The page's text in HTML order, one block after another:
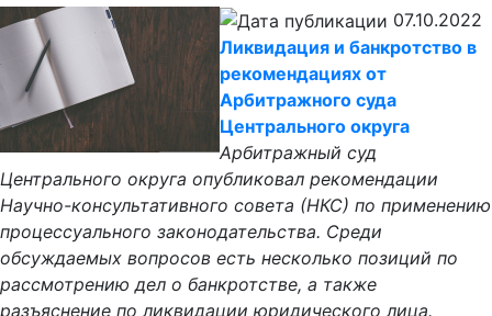
07.10.2022
Ликвидация и банкротство в
рекомендациях от
Арбитражного суда
Центрального округа
Арбитражный суд
Центрального округа опубликовал рекомендации
Научно-консультативного совета (НКС) по применению
процессуального законодательства. Среди
обсуждаемых вопросов есть несколько позиций по
рассмотрению дел о банкротстве, а также
разъяснение по ликвидации юридического лица.